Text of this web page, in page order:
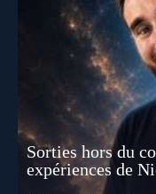
Sorties hors du
expériences de